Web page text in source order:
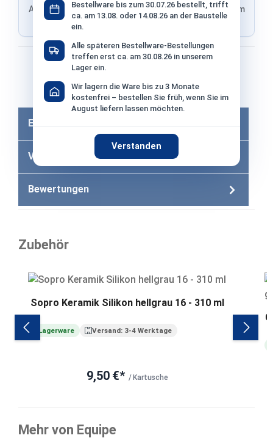
Bestellware bis zum 30.07.26 bestellt, trifft
ca. am 13.08. oder 14.08.26 an der Baustelle
ein.
Alle späteren Bestellware-Bestellungen
treffen erst ca. am 30.08.26 in unserem
Lager ein.
Wir lagern die Ware bis zu 3 Monate
kostenfrei – bestellen Sie früh, wenn Sie im
August liefern lassen möchten.
Verstanden
Adresse von Klarna, Versand wird im finalen Schritt im
Bezahlen mit
Bei Bezahlung per Vorkasse −2% Skonto
Eigenschaften
Versandkosten
Bewertungen
Zubehör
Sopro Keramik Silikon hellgrau 16 - 310 ml
Lagerware Versand: 3-4 Werktage
9,50 €* / Kartusche
Mehr von Equipe